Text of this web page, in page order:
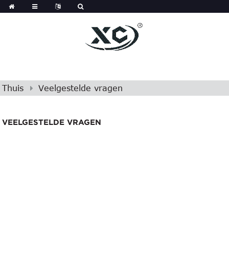
Thuis Veelgestelde vragen
VEELGESTELDE VRAGEN